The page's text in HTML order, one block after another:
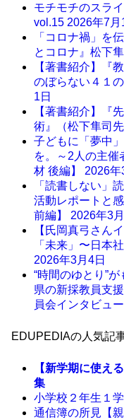
モチモチのスラ
vol.15 2026年7月
「コロナ禍」を
とコロナ』松下
【著書紹介】『
のぼらない４１
1日
【著書紹介】『
術』（松下隼司先
子どもに「夢中
を。～2人の主催
材 後編】 2026年
「読書しない」
活動レポートと
前編】 2026年3
【氏岡真弓さん
「未来」〜日本
2026年3月4日
“時間のゆとり”
県の新採教員支
員会インタビュ
EDUPEDIAの人気記
【新学期に使え
集
小学校２年生１
通信簿の所見【